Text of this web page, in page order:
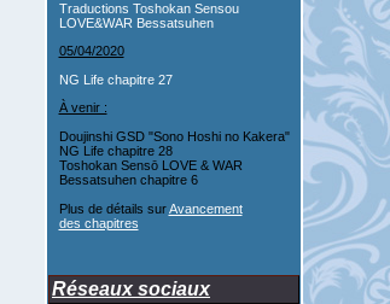
Traductions Toshokan Sensou
LOVE&WAR Bessatsuhen
05/04/2020
NG Life chapitre 27
À venir :
Doujinshi GSD "Sono Hoshi no Kakera"
NG Life chapitre 28
Toshokan Sensō LOVE & WAR
Bessatsuhen chapitre 6
Plus de détails surAvancement
des chapitres
Réseaux sociaux